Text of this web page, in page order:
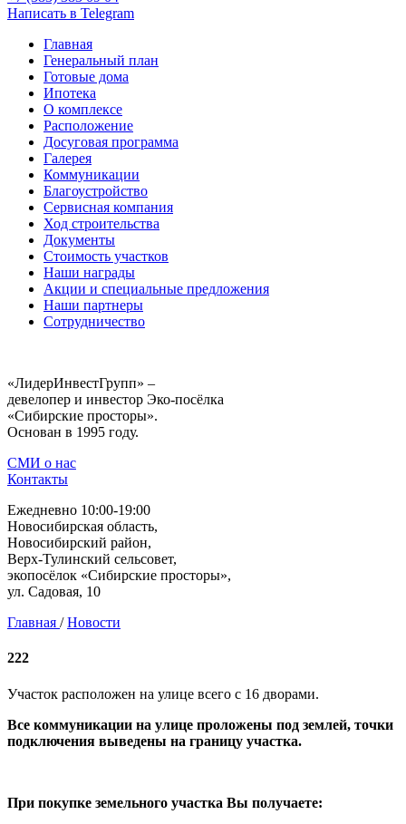
Написать в Telegram
Главная
Генеральный план
Готовые дома
Ипотека
О комплексе
Расположение
Досуговая программа
Галерея
Коммуникации
Благоустройство
Сервисная компания
Ход строительства
Документы
Стоимость участков
Наши награды
Акции и специальные предложения
Наши партнеры
Сотрудничество
«ЛидерИнвестГрупп» –
девелопер и инвестор Эко-посёлка
«Сибирские просторы».
Основан в 1995 году.
СМИ о нас
Контакты
Ежедневно 10:00-19:00
Новосибирская область,
Новосибирский район,
Верх-Тулинский сельсовет,
экопосёлок «Сибирские просторы»,
ул. Садовая, 10
Главная / Новости
222
Участок расположен на улице всего с 16 дворами.
Все коммуникации на улице проложены под землей, точки
подключения выведены на границу участка.
При покупке земельного участка Вы получаете: